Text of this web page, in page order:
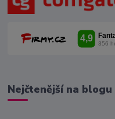
Nejčtenější na blogu